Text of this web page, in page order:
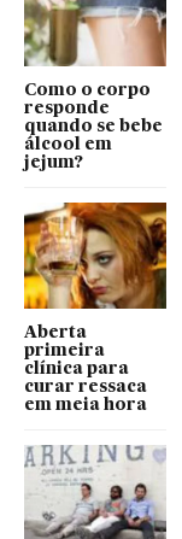
Como o corpo
responde
quando se bebe
álcool em
jejum?
Aberta
primeira
clínica para
curar ressaca
em meia hora